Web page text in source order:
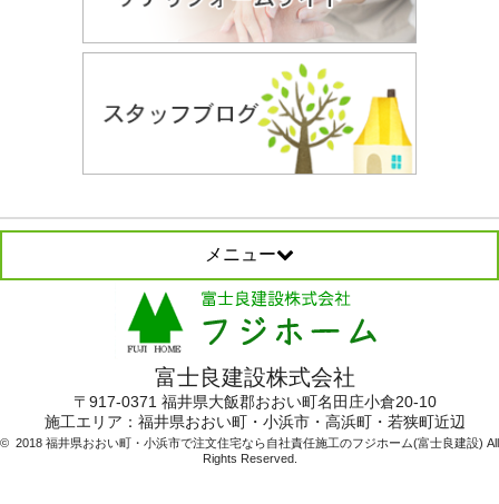
メニュー
富士良建設株式会社
〒917-0371 福井県大飯郡おおい町名田庄小倉20-10
施工エリア： 福井県おおい町・小浜市・高浜町・若狭町近辺
© 2018 福井県おおい町・小浜市で注文住宅なら自社責任施工のフジホーム(富士良建設) All
Rights Reserved.